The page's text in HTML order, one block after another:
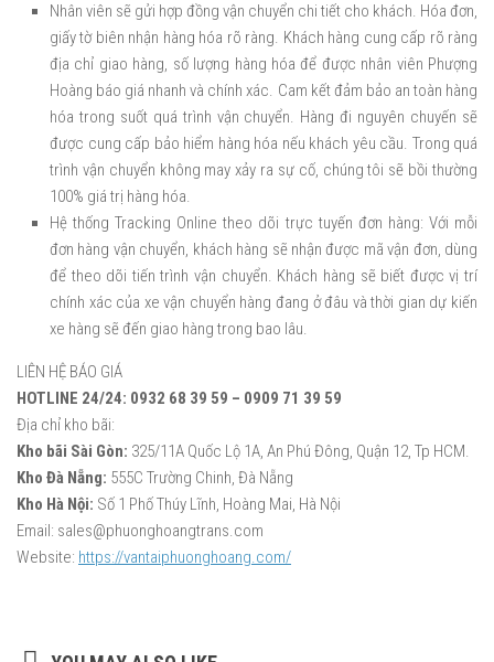
Nhân viên sẽ gửi hợp đồng vận chuyển chi tiết cho khách. Hóa đơn,
giấy tờ biên nhận hàng hóa rõ ràng. Khách hàng cung cấp rõ ràng
địa chỉ giao hàng, số lượng hàng hóa để được nhân viên Phượng
Hoàng báo giá nhanh và chính xác. Cam kết đảm bảo an toàn hàng
hóa trong suốt quá trình vận chuyển. Hàng đi nguyên chuyến sẽ
được cung cấp bảo hiểm hàng hóa nếu khách yêu cầu. Trong quá
trình vận chuyển không may xảy ra sự cố, chúng tôi sẽ bồi thường
100% giá trị hàng hóa.
Hệ thống Tracking Online theo dõi trực tuyến đơn hàng: Với mỗi
đơn hàng vận chuyển, khách hàng sẽ nhận được mã vận đơn, dùng
để theo dõi tiến trình vận chuyển. Khách hàng sẽ biết được vị trí
chính xác của xe vận chuyển hàng đang ở đâu và thời gian dự kiến
xe hàng sẽ đến giao hàng trong bao lâu.
LIÊN HỆ BÁO GIÁ
HOTLINE 24/24: 0932 68 39 59 – 0909 71 39 59
Địa chỉ kho bãi:
Kho bãi Sài Gòn: 325/11A Quốc Lộ 1A, An Phú Đông, Quận 12, Tp HCM.
Kho Đà Nẵng: 555C Trường Chinh, Đà Nẵng
Kho Hà Nội: Số 1 Phố Thúy Lĩnh, Hoàng Mai, Hà Nội
Email: sales@phuonghoangtrans.com
Website: https://vantaiphuonghoang.com/